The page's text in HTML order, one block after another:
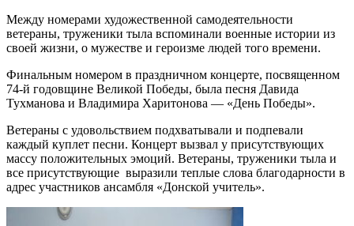
Между номерами художественной самодеятельности
ветераны, труженики тыла вспоминали военные истории из
своей жизни, о мужестве и героизме людей того времени.
Финальным номером в праздничном концерте, посвященном
74-й годовщине Великой Победы, была песня Давида
Тухманова и Владимира Харитонова — «День Победы».
Ветераны с удовольствием подхватывали и подпевали
каждый куплет песни. Концерт вызвал у присутствующих
массу положительных эмоций. Ветераны, труженики тыла и
все присутствующие выразили теплые слова благодарности в
адрес участников ансамбля «Донской учитель».